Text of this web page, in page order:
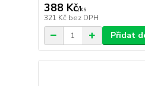
388 Kč/ks
321 Kč bez DPH
Přidat